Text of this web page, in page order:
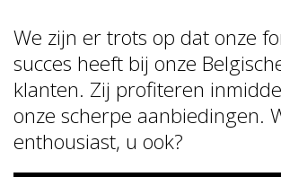
We zijn er trots op dat onze
succes heeft bij onze
klanten. Zij profiteren
onze scherpe aanbiedingen.
enthousiast, u ook?